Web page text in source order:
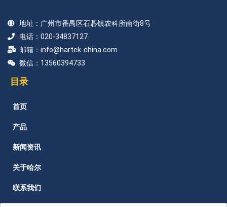
地址：广州市番禺区石碁镇农科所南街8号
电话：020-34837127
邮箱：info@hartek-china.com
微信：13560394733
目录
首页
产品
新闻资讯
关于哈尔
联系我们